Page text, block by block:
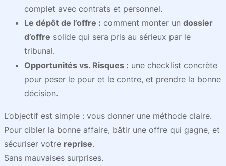
complet avec contrats et personnel.
Le dépôt de l’offre : comment monter un dossier
d’offre solide qui sera pris au sérieux par le
tribunal.
Opportunités vs. Risques : une checklist concrète
pour peser le pour et le contre, et prendre la bonne
décision.
L’objectif est simple : vous donner une méthode claire.
Pour cibler la bonne affaire, bâtir une offre qui gagne, et
sécuriser votre reprise.
Sans mauvaises surprises.